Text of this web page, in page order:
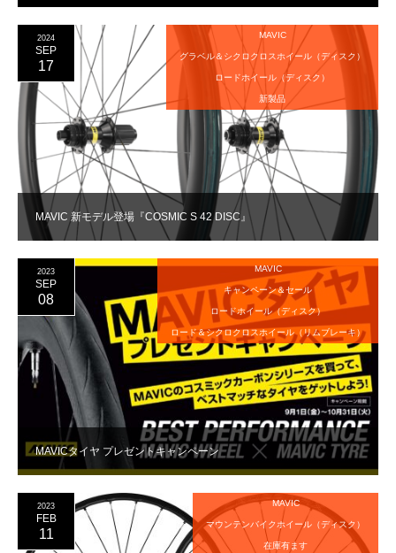
MAVIC 新モデル登場『COSMIC S 42 DISC』
2024
SEP
17
MAVIC
グラベル＆シクロクロスホイール（ディスク）
ロードホイール（ディスク）
新製品
MAVICタイヤ プレゼントキャンペーン
2023
SEP
08
MAVIC
キャンペーン＆セール
ロードホイール（ディスク）
ロード＆シクロクロスホイール（リムブレーキ）
2023
FEB
11
MAVIC
マウンテンバイクホイール（ディスク）
在庫有ます